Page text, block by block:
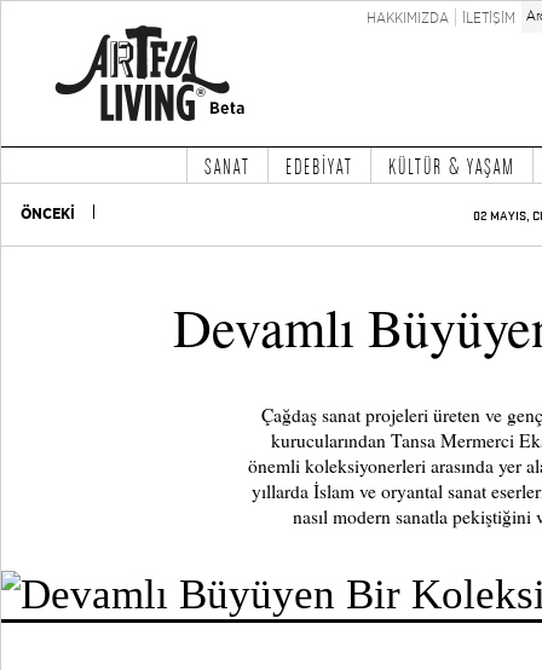
HAKKIMIZDA İLETİŞİM
SANAT EDEBİYAT KÜLTÜR & YAŞAM
ÖNCEKİ 02 MAYIS,
Devamlı
Çağdaş sanat projeleri üreten ve
kurucularından Tansa Mermerci
önemli koleksiyonerleri arasında yer
yıllarda İslam ve oryantal sanat
nasıl modern sanatla pekiştiğini